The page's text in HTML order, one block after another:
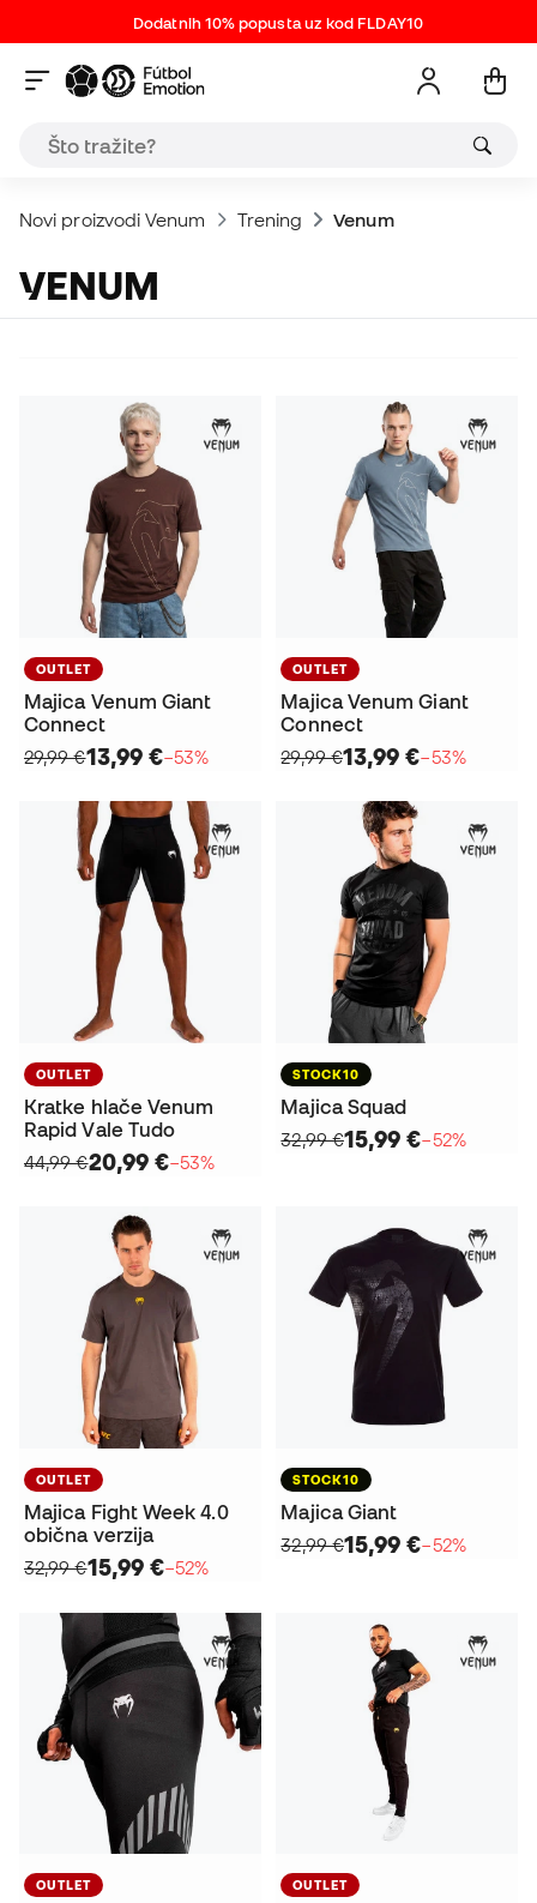
Dodatnih 10% popusta uz kod FLDAY10
Novi proizvodi Venum Trening Venum
VENUM
OUTLET
Majica Venum Giant
Connect
29,99 €13,99 €−53%
OUTLET
Majica Venum Giant
Connect
29,99 €13,99 €−53%
OUTLET
Kratke hlače Venum
Rapid Vale Tudo
44,99 €20,99 €−53%
STOCK10
Majica Squad
32,99 €15,99 €−52%
OUTLET
Majica Fight Week 4.0
obična verzija
32,99 €15,99 €−52%
STOCK10
Majica Giant
32,99 €15,99 €−52%
OUTLET OUTLET